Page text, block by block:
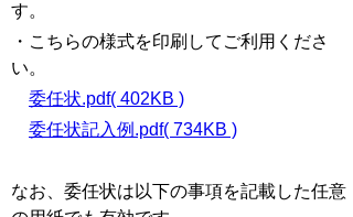
す。
・こちらの様式を印刷してご利用くださ
い。
委任状.pdf( 402KB )
委任状記入例.pdf( 734KB )
なお、委任状は以下の事項を記載した任意